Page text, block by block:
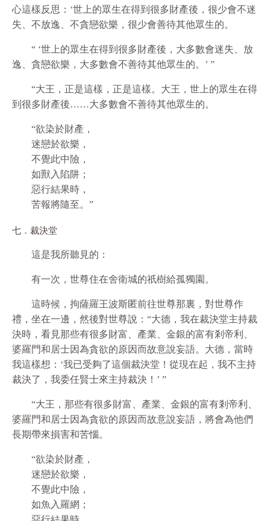
心這樣反思：‘世上的眾生在得到很多財產後，很少會不迷
失、不放逸、不貪戀欲樂，很少會善待其他眾生的。
“ ‘世上的眾生在得到很多財產後，大多數會迷失、放
逸、貪戀欲樂，大多數會不善待其他眾生的。’ ”
“大王，正是這樣，正是這樣。大王，世上的眾生在得
到很多財產後……大多數會不善待其他眾生的。
“欲染於財產，
迷戀於欲樂，
不覺此中險，
如獸入陷阱；
惡行結果時，
苦報將隨至。”
七．裁決堂
這是我所聽見的：
有一次，世尊住在舍衛城的祇樹給孤獨園。
這時候，拘薩羅王波斯匿前往世尊那裏，對世尊作
禮，坐在一邊，然後對世尊說：“大德，我在裁決堂主持裁
決時，看見那些有很多財富、產業、金銀的富有剎帝利、
婆羅門和居士因為貪欲的原因而故意說妄語。大德，當時
我這樣想：‘我已受夠了這個裁決堂！從現在起，我不主持
裁決了，我委任賢士來主持裁決！’ ”
“大王，那些有很多財富、產業、金銀的富有剎帝利、
婆羅門和居士因為貪欲的原因而故意說妄語，將會為他們
長期帶來損害和苦惱。
“欲染於財產，
迷戀於欲樂，
不覺此中險，
如魚入羅網；